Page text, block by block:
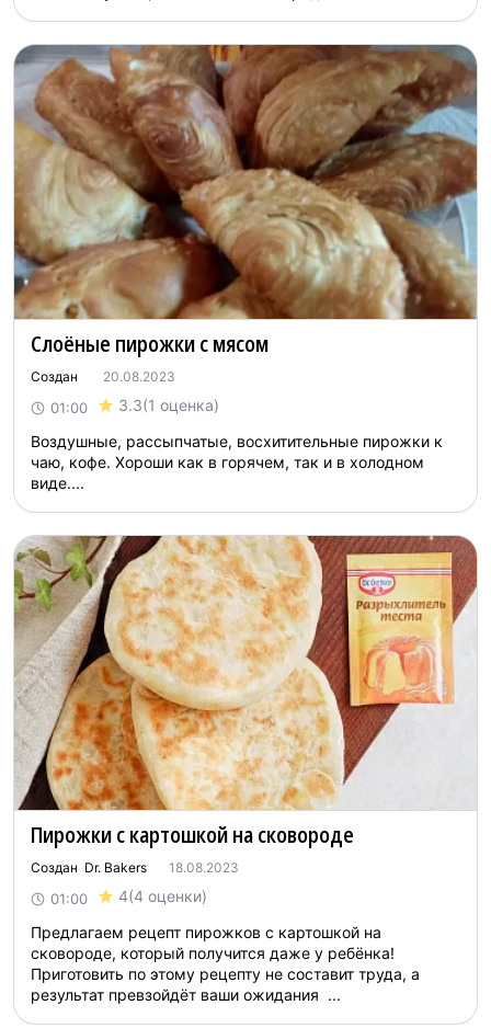
Слоёные пирожки с мясом
Создан 20.08.2023
01:00 3.3(1 оценка)
Воздушные, рассыпчатые, восхитительные пирожки к
чаю, кофе. Хороши как в горячем, так и в холодном
виде....
Пирожки с картошкой на сковороде
Создан Dr. Bakers 18.08.2023
01:00 4(4 оценки)
Предлагаем рецепт пирожков с картошкой на
сковороде, который получится даже у ребёнка!
Приготовить по этому рецепту не составит труда, а
результат превзойдёт ваши ожидания ...